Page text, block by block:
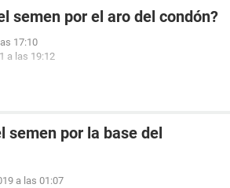
semen por el aro del condón?
17:10
a las 19:12
semen por la base del
a las 01:07